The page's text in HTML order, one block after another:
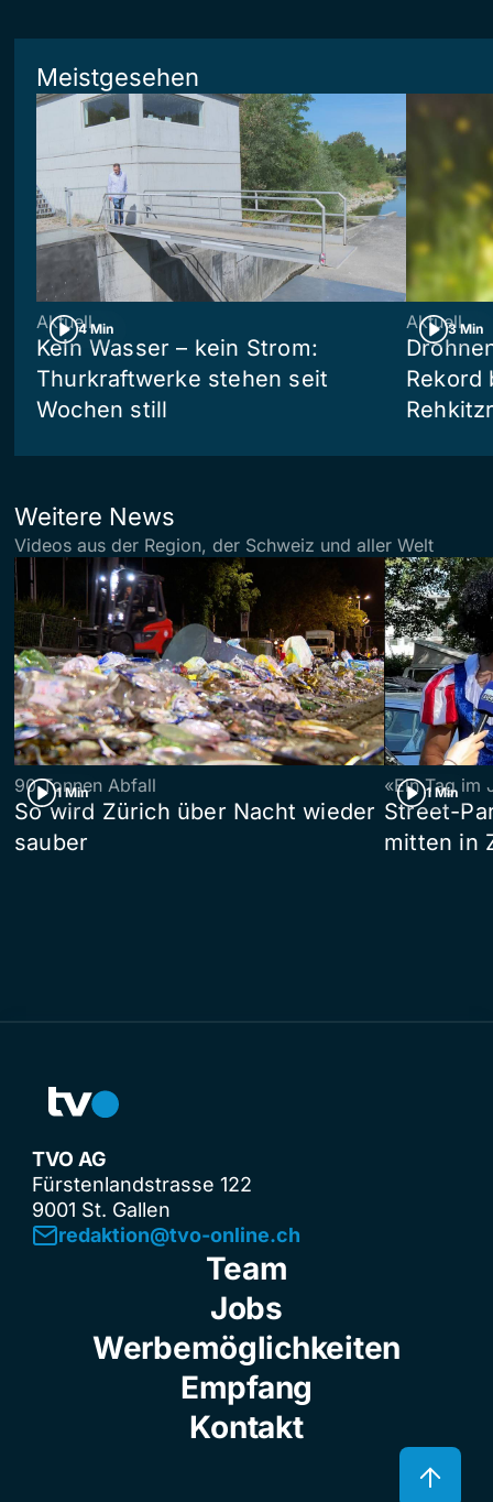
Meistgesehen
4 Min
Aktuell
Kein Wasser – kein Strom:
Thurkraftwerke stehen seit
Wochen still
3 Min
Aktuell
Rekord
Weitere News
Videos aus der Region, der Schweiz und aller Welt
1 Min
90 Tonnen Abfall
So wird Zürich über Nacht wieder
sauber
1 Min
«Ein Tag im
Street-
mitten in
TVO AG
Fürstenlandstrasse 122
9001 St. Gallen
redaktion@tvo-online.ch
Team
Jobs
Werbemöglichkeiten
Empfang
Kontakt